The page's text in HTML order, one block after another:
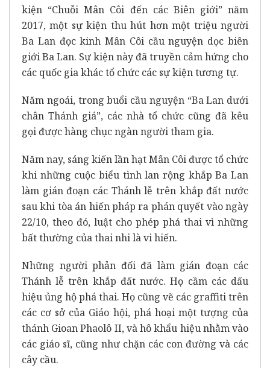
kiện “Chuỗi Mân Côi đến các Biên giới” năm
2017, một sự kiện thu hút hơn một triệu người
Ba Lan đọc kinh Mân Côi cầu nguyện dọc biên
giới Ba Lan. Sự kiện này đã truyền cảm hứng cho
các quốc gia khác tổ chức các sự kiện tương tự.
Năm ngoái, trong buổi cầu nguyện “Ba Lan dưới
chân Thánh giá”, các nhà tổ chức cũng đã kêu
gọi được hàng chục ngàn người tham gia.
Năm nay, sáng kiến lần hạt Mân Côi được tổ chức
khi những cuộc biểu tình lan rộng khắp Ba Lan
làm gián đoạn các Thánh lễ trên khắp đất nước
sau khi tòa án hiến pháp ra phán quyết vào ngày
22/10, theo đó, luật cho phép phá thai vì những
bất thường của thai nhi là vi hiến.
Những người phản đối đã làm gián đoạn các
Thánh lễ trên khắp đất nước. Họ cầm các dấu
hiệu ủng hộ phá thai. Họ cũng vẽ các graffiti trên
các cơ sở của Giáo hội, phá hoại một tượng của
thánh Gioan Phaolô II, và hô khẩu hiệu nhằm vào
các giáo sĩ, cũng như chặn các con đường và các
cây cầu.